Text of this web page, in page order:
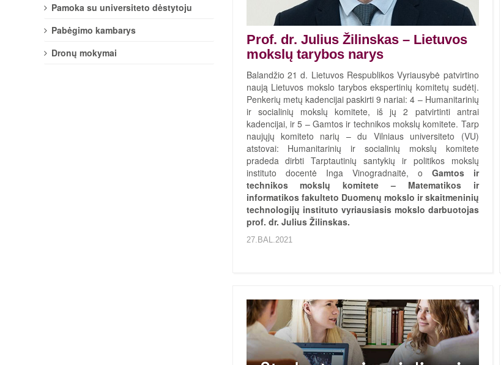
Prof. dr. Julius Žilinskas – Lietuvos
mokslų tarybos narys
Balandžio 21 d. Lietuvos Respublikos Vyriausybė patvirtino
naują Lietuvos mokslo tarybos ekspertinių komitetų sudėtį.
Penkerių metų kadencijai paskirti 9 nariai: 4 – Humanitarinių
ir socialinių mokslų komitete, iš jų 2 patvirtinti antrai
kadencijai, ir 5 – Gamtos ir technikos mokslų komitete. Tarp
naujųjų komiteto narių – du Vilniaus universiteto (VU)
atstovai: Humanitarinių ir socialinių mokslų komitete
pradeda dirbti Tarptautinių santykių ir politikos mokslų
instituto docentė Inga Vinogradnaitė, o Gamtos ir
technikos mokslų komitete – Matematikos ir
informatikos fakulteto Duomenų mokslo ir skaitmeninių
technologijų instituto vyriausiasis mokslo darbuotojas
prof. dr. Julius Žilinskas.
27.BAL.2021
Pamoka su universiteto dėstytoju
Pabėgimo kambarys
Dronų mokymai